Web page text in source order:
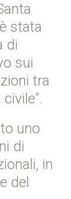
stata
di
sui
tra
uno
di
in
del